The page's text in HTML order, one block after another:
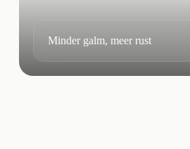
Minder galm, meer rust